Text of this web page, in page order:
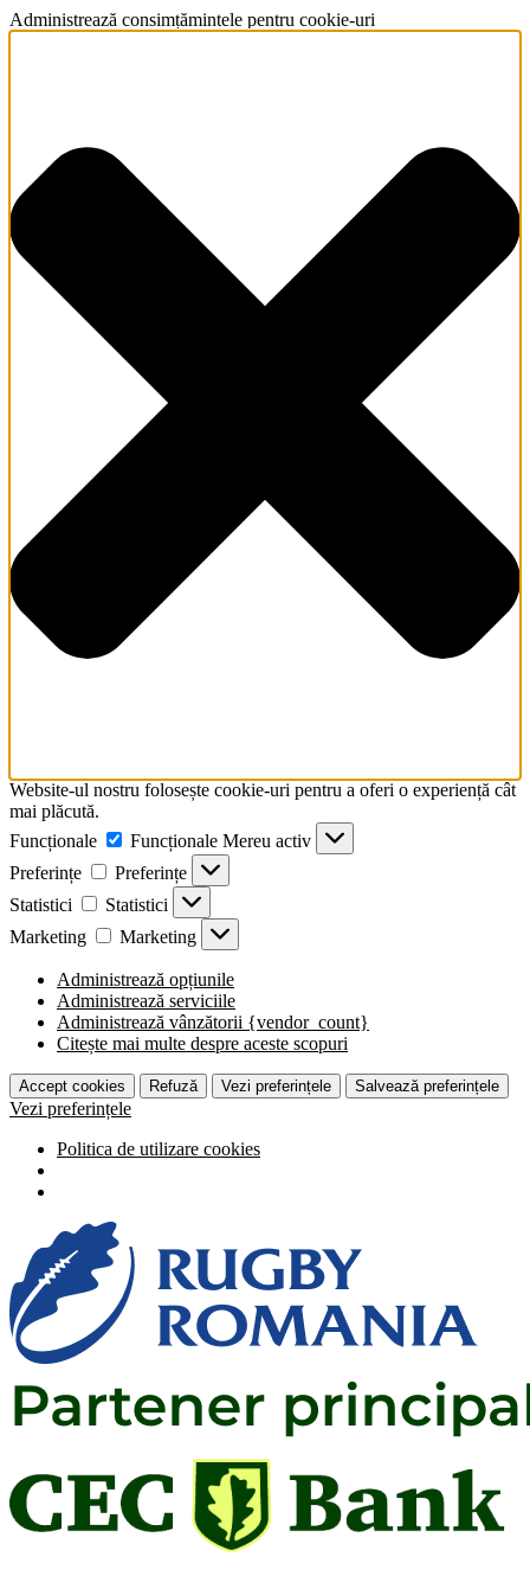
Administrează consimțămintele pentru cookie-uri
Website-ul nostru folosește cookie-uri pentru a oferi o experiență cât
mai plăcută.
Funcționale
Funcționale Mereu activ
Preferințe
Preferințe
Statistici
Statistici
Marketing
Marketing
Administrează opțiunile
Administrează serviciile
Administrează vânzătorii {vendor_count}
Citește mai multe despre aceste scopuri
Accept cookies Refuză Vezi preferințele Salvează preferințele
Vezi preferințele
Politica de utilizare cookies